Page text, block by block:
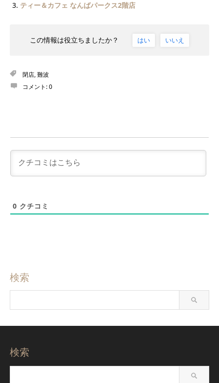
ティー＆カフェ なんばパークス2階店
この情報は役立ちましたか？ はい いいえ
閉店,難波
コメント:0
0 クチコミ
検索
検索